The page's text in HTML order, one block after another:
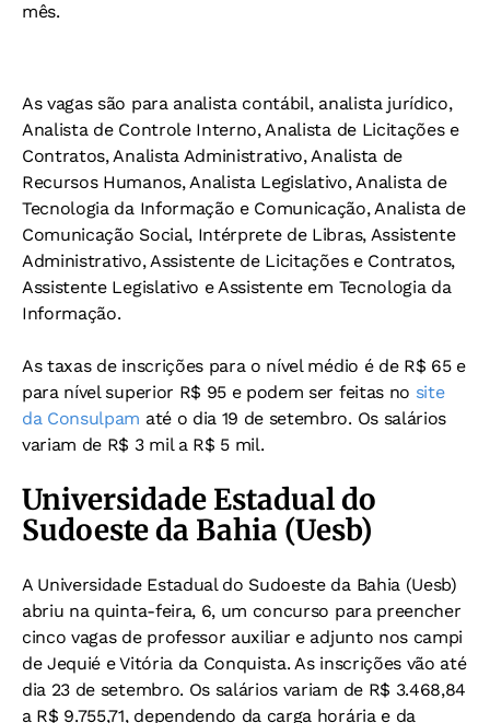
mês.
As vagas são para analista contábil, analista jurídico,
Analista de Controle Interno, Analista de Licitações e
Contratos, Analista Administrativo, Analista de
Recursos Humanos, Analista Legislativo, Analista de
Tecnologia da Informação e Comunicação, Analista de
Comunicação Social, Intérprete de Libras, Assistente
Administrativo, Assistente de Licitações e Contratos,
Assistente Legislativo e Assistente em Tecnologia da
Informação.
As taxas de inscrições para o nível médio é de R$ 65 e
para nível superior R$ 95 e podem ser feitas no site
da Consulpam até o dia 19 de setembro. Os salários
variam de R$ 3 mil a R$ 5 mil.
Universidade Estadual do
Sudoeste da Bahia (Uesb)
A Universidade Estadual do Sudoeste da Bahia (Uesb)
abriu na quinta-feira, 6, um concurso para preencher
cinco vagas de professor auxiliar e adjunto nos campi
de Jequié e Vitória da Conquista. As inscrições vão até
dia 23 de setembro. Os salários variam de R$ 3.468,84
a R$ 9.755,71, dependendo da carga horária e da